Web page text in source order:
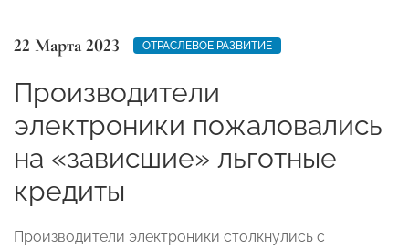
22 Марта 2023 ОТРАСЛЕВОЕ РАЗВИТИЕ
Производители
электроники пожаловались
на «зависшие» льготные
кредиты
Производители электроники столкнулись с